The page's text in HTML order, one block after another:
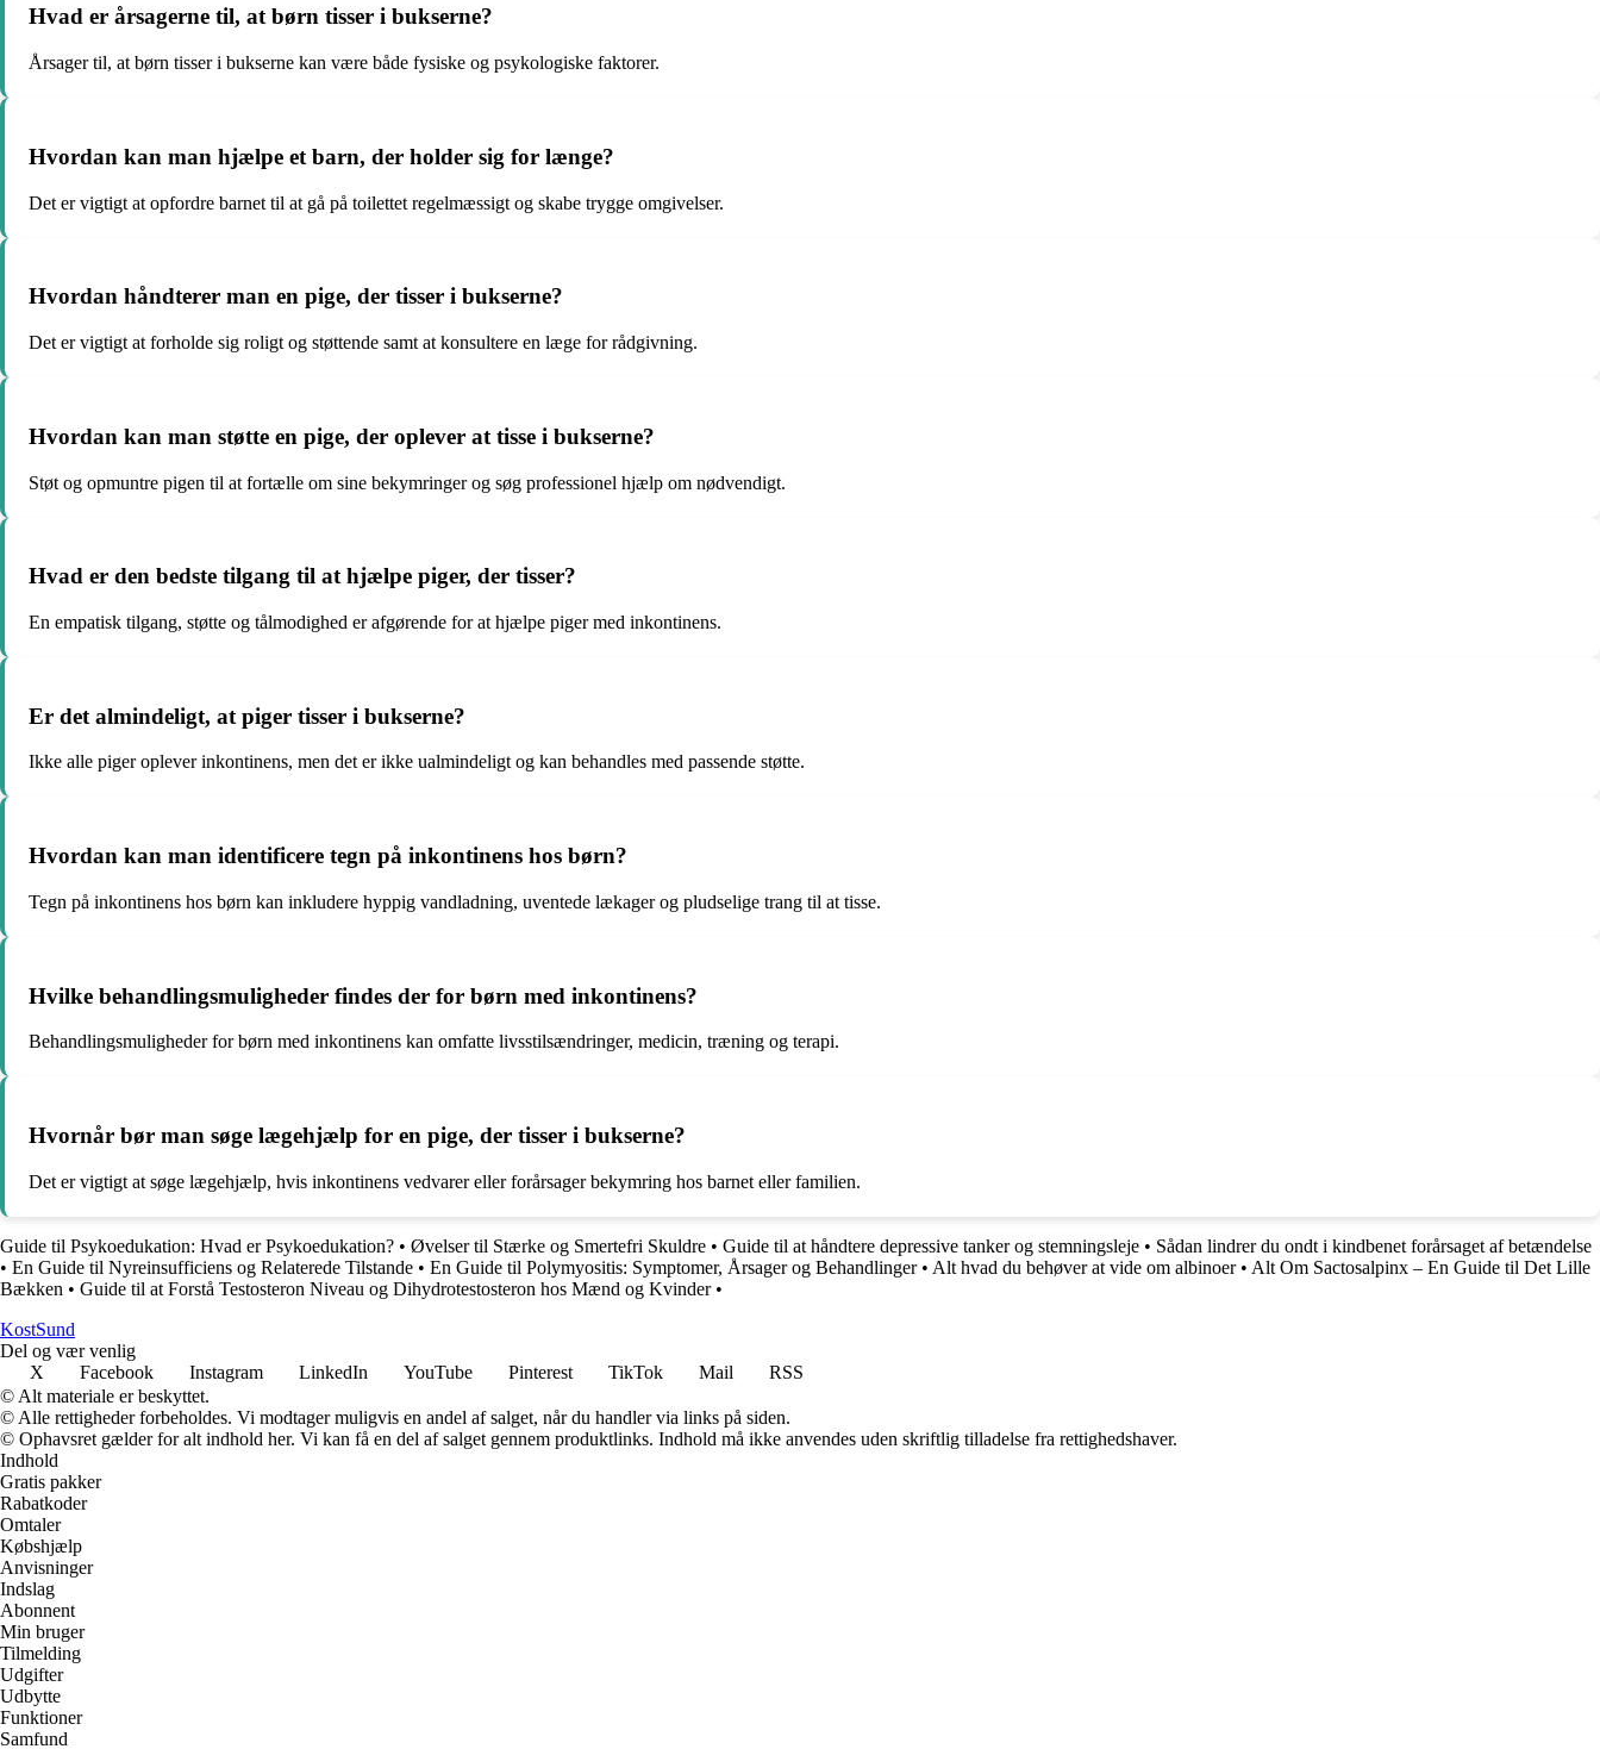
Hvad er årsagerne til, at børn tisser i bukserne?
Årsager til, at børn tisser i bukserne kan være både fysiske og psykologiske faktorer.
Hvordan kan man hjælpe et barn, der holder sig for længe?
Det er vigtigt at opfordre barnet til at gå på toilettet regelmæssigt og skabe trygge omgivelser.
Hvordan håndterer man en pige, der tisser i bukserne?
Det er vigtigt at forholde sig roligt og støttende samt at konsultere en læge for rådgivning.
Hvordan kan man støtte en pige, der oplever at tisse i bukserne?
Støt og opmuntre pigen til at fortælle om sine bekymringer og søg professionel hjælp om nødvendigt.
Hvad er den bedste tilgang til at hjælpe piger, der tisser?
En empatisk tilgang, støtte og tålmodighed er afgørende for at hjælpe piger med inkontinens.
Er det almindeligt, at piger tisser i bukserne?
Ikke alle piger oplever inkontinens, men det er ikke ualmindeligt og kan behandles med passende støtte.
Hvordan kan man identificere tegn på inkontinens hos børn?
Tegn på inkontinens hos børn kan inkludere hyppig vandladning, uventede lækager og pludselige trang til at tisse.
Hvilke behandlingsmuligheder findes der for børn med inkontinens?
Behandlingsmuligheder for børn med inkontinens kan omfatte livsstilsændringer, medicin, træning og terapi.
Hvornår bør man søge lægehjælp for en pige, der tisser i bukserne?
Det er vigtigt at søge lægehjælp, hvis inkontinens vedvarer eller forårsager bekymring hos barnet eller familien.
Guide til Psykoedukation: Hvad er Psykoedukation? • Øvelser til Stærke og Smertefri Skuldre • Guide til at håndtere depressive tanker og stemningsleje • Sådan lindrer du ondt i kindbenet forårsaget af betændelse
• En Guide til Nyreinsufficiens og Relaterede Tilstande • En Guide til Polymyositis: Symptomer, Årsager og Behandlinger• Alt hvad du behøver at vide om albinoer• Alt Om Sactosalpinx – En Guide til Det Lille
Bækken • Guide til at Forstå Testosteron Niveau og Dihydrotestosteron hos Mænd og Kvinder•
KostSund
Del og vær venlig
X
Facebook Instagram LinkedIn YouTube Pinterest TikTok Mail
RSS
© Alt materiale er beskyttet.
© Alle rettigheder forbeholdes. Vi modtager muligvis en andel af salget, når du handler via links på siden.
© Ophavsret gælder for alt indhold her. Vi kan få en del af salget gennem produktlinks. Indhold må ikke anvendes uden skriftlig tilladelse fra rettighedshaver.
Indhold
Gratis pakker
Rabatkoder
Omtaler
Købshjælp
Anvisninger
Indslag
Abonnent
Min bruger
Tilmelding
Udgifter
Udbytte
Funktioner
Samfund